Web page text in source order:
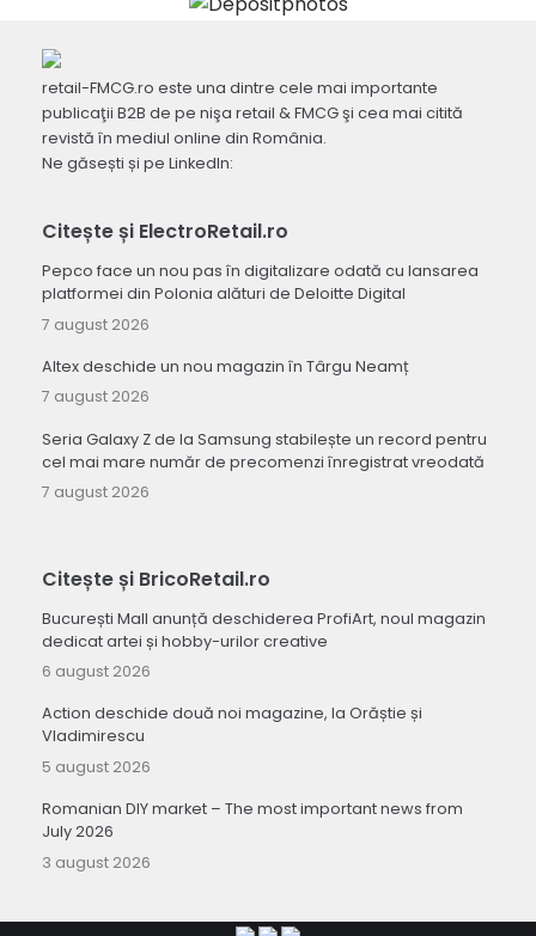
retail-FMCG.ro este una dintre cele mai importante
publicaţii B2B de pe nişa retail & FMCG şi cea mai citită
revistă în mediul online din România.
Ne găsești și pe LinkedIn:
Citește și ElectroRetail.ro
Pepco face un nou pas în digitalizare odată cu lansarea
platformei din Polonia alături de Deloitte Digital
7 august 2026
Altex deschide un nou magazin în Târgu Neamț
7 august 2026
Seria Galaxy Z de la Samsung stabilește un record pentru
cel mai mare număr de precomenzi înregistrat vreodată
7 august 2026
Citește și BricoRetail.ro
București Mall anunță deschiderea ProfiArt, noul magazin
dedicat artei și hobby-urilor creative
6 august 2026
Action deschide două noi magazine, la Orăștie și
Vladimirescu
5 august 2026
Romanian DIY market – The most important news from
July 2026
3 august 2026